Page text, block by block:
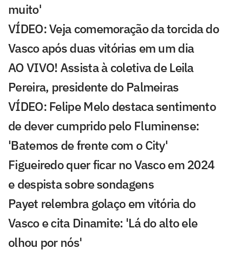
muito'
VÍDEO: Veja comemoração da torcida do
Vasco após duas vitórias em um dia
AO VIVO! Assista à coletiva de Leila
Pereira, presidente do Palmeiras
VÍDEO: Felipe Melo destaca sentimento
de dever cumprido pelo Fluminense:
'Batemos de frente com o City'
Figueiredo quer ficar no Vasco em 2024
e despista sobre sondagens
Payet relembra golaço em vitória do
Vasco e cita Dinamite: 'Lá do alto ele
olhou por nós'